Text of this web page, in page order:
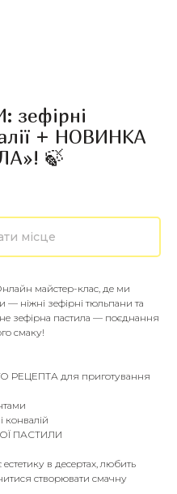
зефірні
+ НОВИНКА
🍃
місце
майстер-клас, де ми
— ніжні зефірні тюльпани та
зефірна пастила — поєднання
смаку!
РЕЦЕПТА для приготування
конвалій
ПАСТИЛИ
в десертах, любить
створювати смачну